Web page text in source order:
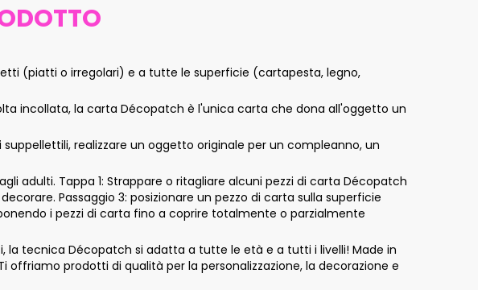
(piatti o irregolari) e a tutte le superficie (cartapesta, legno,
incollata, la carta Décopatch è l'unica carta che dona all'oggetto un
realizzare un oggetto originale per un compleanno, un
adulti. Tappa 1: Strappare o ritagliare alcuni pezzi di carta Décopatch
Passaggio 3: posizionare un pezzo di carta sulla superficie
i pezzi di carta fino a coprire totalmente o parzialmente
la tecnica Décopatch si adatta a tutte le età e a tutti i livelli! Made in
prodotti di qualità per la personalizzazione, la decorazione e